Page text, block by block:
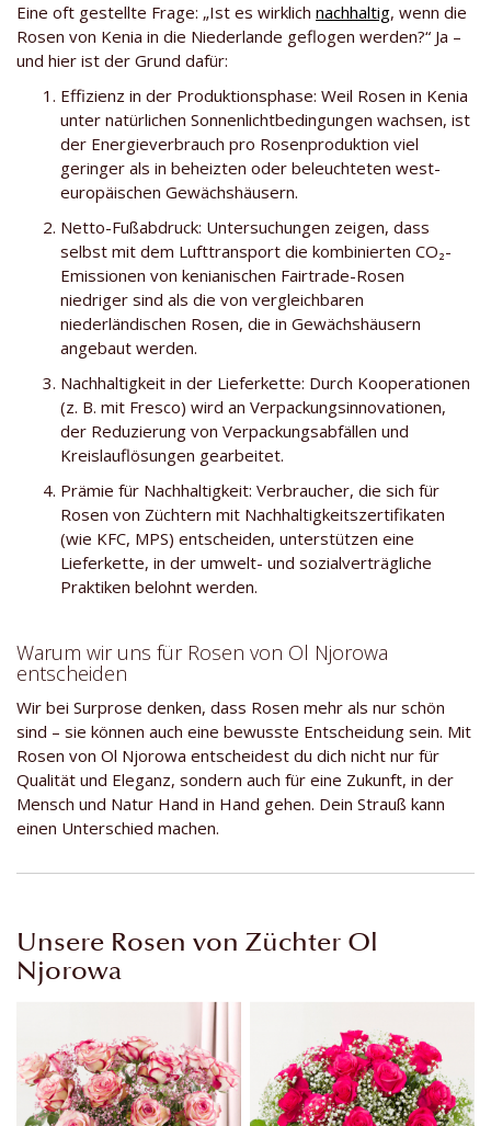
Eine oft gestellte Frage: „Ist es wirklich nachhaltig, wenn die
Rosen von Kenia in die Niederlande geflogen werden?“ Ja –
und hier ist der Grund dafür:
Effizienz in der Produktionsphase: Weil Rosen in Kenia
unter natürlichen Sonnenlichtbedingungen wachsen, ist
der Energieverbrauch pro Rosenproduktion viel
geringer als in beheizten oder beleuchteten west-
europäischen Gewächshäusern.
Netto-Fußabdruck: Untersuchungen zeigen, dass
selbst mit dem Lufttransport die kombinierten CO₂-
Emissionen von kenianischen Fairtrade-Rosen
niedriger sind als die von vergleichbaren
niederländischen Rosen, die in Gewächshäusern
angebaut werden.
Nachhaltigkeit in der Lieferkette: Durch Kooperationen
(z. B. mit Fresco) wird an Verpackungsinnovationen,
der Reduzierung von Verpackungsabfällen und
Kreislauflösungen gearbeitet.
Prämie für Nachhaltigkeit: Verbraucher, die sich für
Rosen von Züchtern mit Nachhaltigkeitszertifikaten
(wie KFC, MPS) entscheiden, unterstützen eine
Lieferkette, in der umwelt- und sozialverträgliche
Praktiken belohnt werden.
Warum wir uns für Rosen von Ol Njorowa
entscheiden
Wir bei Surprose denken, dass Rosen mehr als nur schön
sind – sie können auch eine bewusste Entscheidung sein. Mit
Rosen von Ol Njorowa entscheidest du dich nicht nur für
Qualität und Eleganz, sondern auch für eine Zukunft, in der
Mensch und Natur Hand in Hand gehen. Dein Strauß kann
einen Unterschied machen.
Unsere Rosen von Züchter Ol
Njorowa